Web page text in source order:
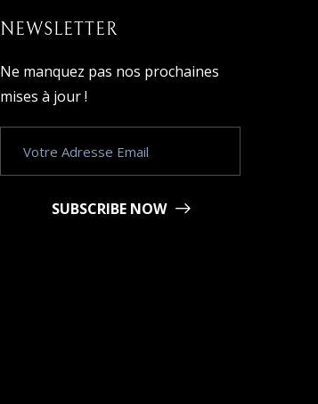
NEWSLETTER
Ne manquez pas nos prochaines
mises à jour !
SUBSCRIBE NOW